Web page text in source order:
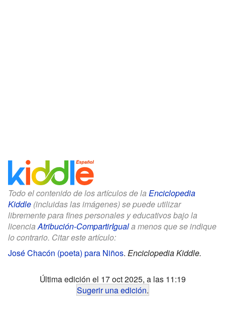
Todo el contenido de los artículos de la Enciclopedia
Kiddle (incluidas las imágenes) se puede utilizar
libremente para fines personales y educativos bajo la
licenciaAtribución-CompartirIguala menos que se indique
lo contrario. Citar este artículo:
José Chacón (poeta) para Niños. Enciclopedia Kiddle.
Última edición el 17 oct 2025, a las 11:19
Sugerir una edición.